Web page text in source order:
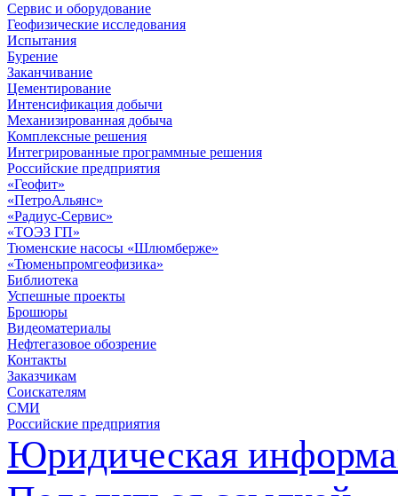
Сервис и оборудование
Геофизические исследования
Испытания
Бурение
Заканчивание
Цементирование
Интенсификация добычи
Механизированная добыча
Комплексные решения
Интегрированные программные решения
Российские предприятия
«Геофит»
«ПетроАльянс»
«Радиус-Сервис»
«ТОЭЗ ГП»
Тюменские насосы «Шлюмберже»
«Тюменьпромгеофизика»
Библиотека
Успешные проекты
Брошюры
Видеоматериалы
Нефтегазовое обозрение
Контакты
Заказчикам
Соискателям
СМИ
Российские предприятия
Юридическая